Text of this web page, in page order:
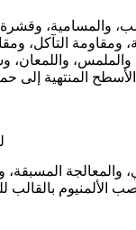
والمسامية،
ومقاومة التآكل،
والملمس، واللمعان،
المنتهية إلى
الألمنيوم بالقالب